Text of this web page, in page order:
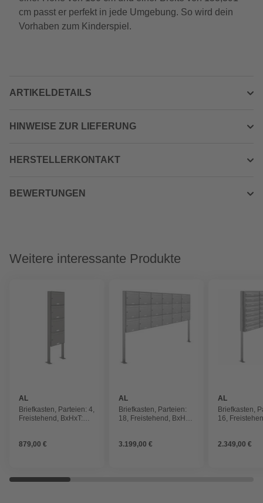
cm passt er perfekt in jede Umgebung. So wird dein
Vorhaben zum Kinderspiel.
ARTIKELDETAILS
HINWEISE ZUR LIEFERUNG
HERSTELLERKONTAKT
BEWERTUNGEN
Weitere interessante Produkte
AL
BRIEFKASTENSYSTEME
Briefkasten, Parteien: 4,
Freistehend, BxHxT:
879,00 €
AL
BRIEFKASTENSYSTEME
Briefkasten, Parteien:
18, Freistehend, BxHxT:
3.199,00 €
AL
Briefkasten,
16,
2.349,00 €